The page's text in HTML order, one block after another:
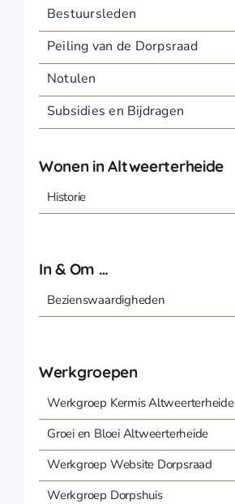
Bestuursleden
Peiling van de Dorpsraad
Notulen
Subsidies en Bijdragen
Wonen in Altweerterheide
Historie
In & Om …
Bezienswaardigheden
Werkgroepen
Werkgroep Kermis Altweerterheide
Groei en Bloei Altweerterheide
Werkgroep Website Dorpsraad
Werkgroep Dorpshuis